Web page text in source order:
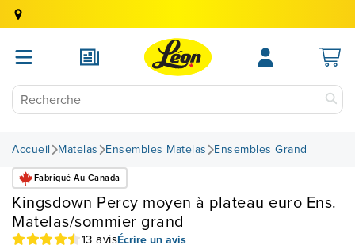
Accueil Matelas Ensembles Matelas Ensembles Grand
Fabriqué Au Canada
Kingsdown Percy moyen à plateau euro Ens.
Matelas/sommier grand
13 avisÉcrire un avis